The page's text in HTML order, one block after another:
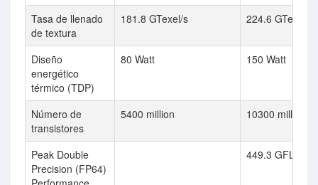
Tasa de llenado
de textura
181.8 GTexel/s 224.6 GTexel/s
Diseño
energético
térmico (TDP)
80 Watt 150 Watt
Número de
transistores
5400 million 10300 million
Peak Double
Precision (FP64)
449.3 GFLOPS